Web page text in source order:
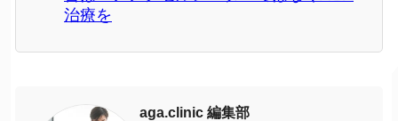
治療を
aga.clinic 編集部